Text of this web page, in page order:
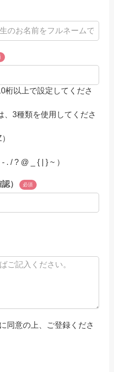
桁以上で設定してくださ
、3種類を使用してくださ
. / ? @ _ { | } ~ ）
） 必須
に同意の上、ご登録くださ